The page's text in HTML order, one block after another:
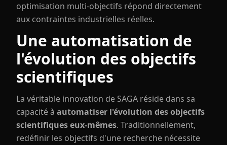
optimisation multi-objectifs répond directement
aux contraintes industrielles réelles.
Une automatisation de
l'évolution des objectifs
scientifiques
La véritable innovation de SAGA réside dans sa
capacité à automatiser l'évolution des objectifs
scientifiques eux-mêmes. Traditionnellement,
redéfinir les objectifs d'une recherche nécessite